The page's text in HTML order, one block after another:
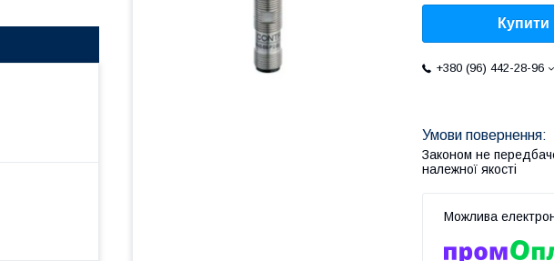
Купити
+380 (96) 442-28-96
Законом не
належної якості